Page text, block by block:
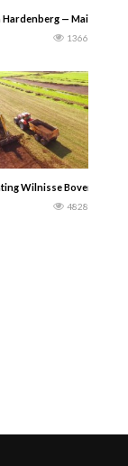
ih 240
Hardenberg — Mais
1366
+ 3-rijige hakselaar en
Wilnisse
4828
HR 6004